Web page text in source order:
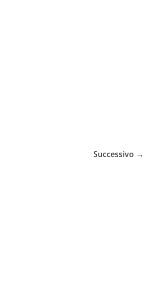
Successivo →